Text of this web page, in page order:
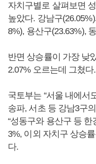
자치구별로 살펴보면
높았다. 강남구
8%), 용산구(23.63%),
반면 상승률이 가장 낮
2.07% 오르는데 그쳤다.
국토부는 “서울 내에서
송파, 서초 등 강남3구
“성동구와 용산구 등
3%, 이외 자치구 상승
다.